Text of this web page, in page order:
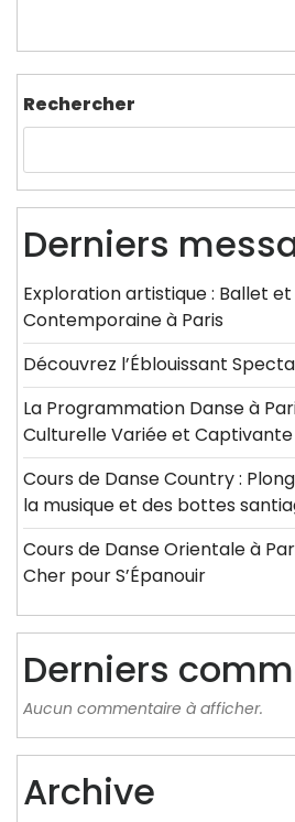
Rechercher
Derniers
Exploration artistique : Ballet
Contemporaine à Paris
Découvrez l’Éblouissant
La Programmation Danse à
Culturelle Variée et Captivante
Cours de Danse Country :
la musique et des bottes
Cours de Danse Orientale à
Cher pour S’Épanouir
Derniers
Aucun commentaire à afficher.
Archive